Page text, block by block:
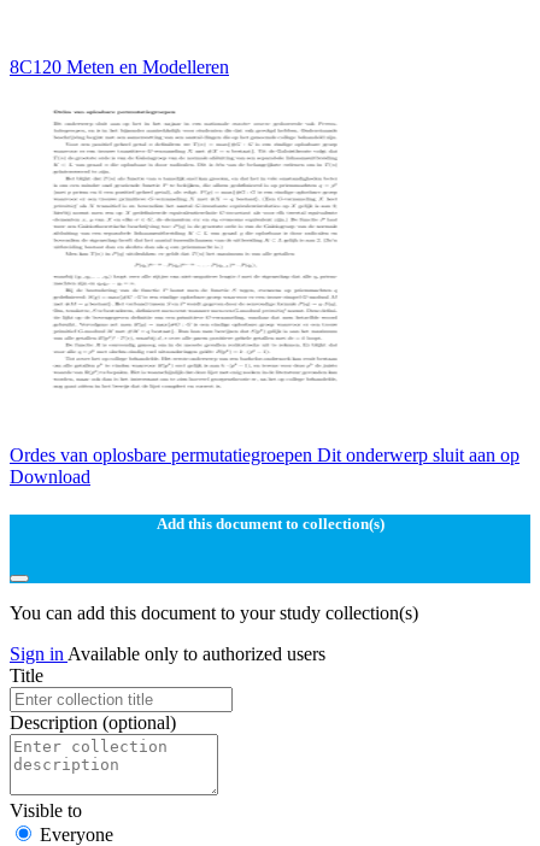
8C120 Meten en Modelleren
Ordes van oplosbare permutatiegroepen Dit onderwerp sluit aan op
Download
Add this document to collection(s)
You can add this document to your study collection(s)
Sign in Available only to authorized users
Title
Description (optional)
Visible to
Everyone